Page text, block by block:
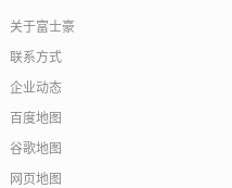
关于富士豪
联系方式
企业动态
百度地图
谷歌地图
网页地图